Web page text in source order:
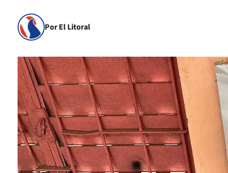
Por El Litoral